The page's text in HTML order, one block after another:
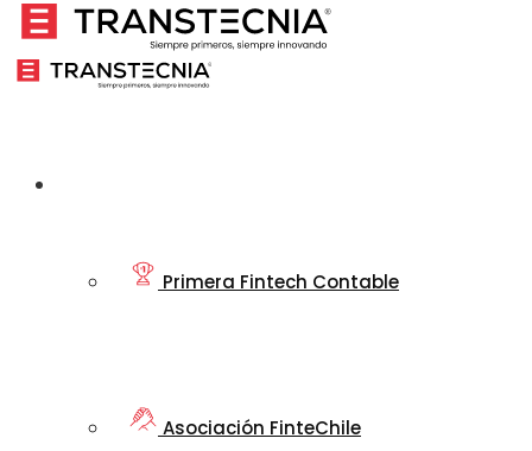
Primera Fintech Contable
Asociación FinteChile